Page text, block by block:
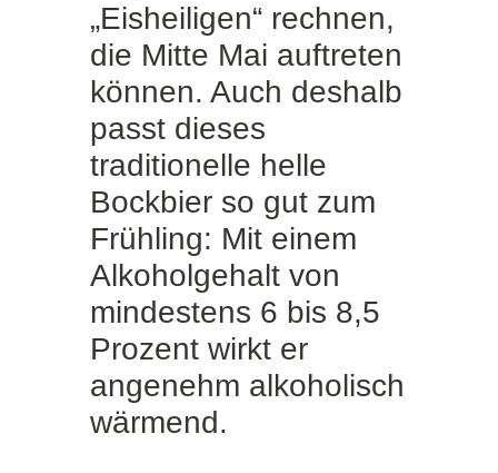
„Eisheiligen“ rechnen,
die Mitte Mai auftreten
können. Auch deshalb
passt dieses
traditionelle helle
Bockbier so gut zum
Frühling: Mit einem
Alkoholgehalt von
mindestens 6 bis 8,5
Prozent wirkt er
angenehm alkoholisch
wärmend.